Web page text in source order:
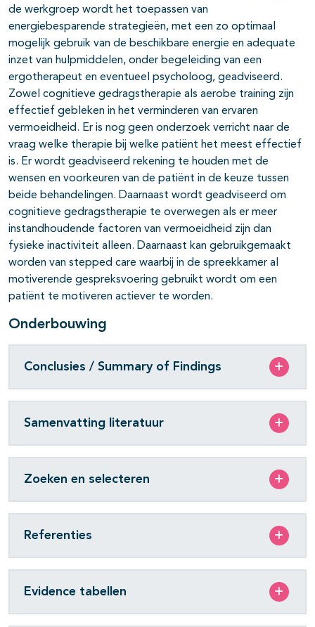
de werkgroep wordt het toepassen van
energiebesparende strategieën, met een zo optimaal
mogelijk gebruik van de beschikbare energie en adequate
inzet van hulpmiddelen, onder begeleiding van een
ergotherapeut en eventueel psycholoog, geadviseerd.
Zowel cognitieve gedragstherapie als aerobe training zijn
effectief gebleken in het verminderen van ervaren
vermoeidheid. Er is nog geen onderzoek verricht naar de
vraag welke therapie bij welke patiënt het meest effectief
is. Er wordt geadviseerd rekening te houden met de
wensen en voorkeuren van de patiënt in de keuze tussen
beide behandelingen. Daarnaast wordt geadviseerd om
cognitieve gedragstherapie te overwegen als er meer
instandhoudende factoren van vermoeidheid zijn dan
fysieke inactiviteit alleen. Daarnaast kan gebruikgemaakt
worden van stepped care waarbij in de spreekkamer al
motiverende gespreksvoering gebruikt wordt om een
patiënt te motiveren actiever te worden.
Onderbouwing
Conclusies / Summary of Findings
Samenvatting literatuur
Zoeken en selecteren
Referenties
Evidence tabellen